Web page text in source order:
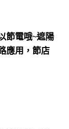
節電哦~遮陽
應用，節店